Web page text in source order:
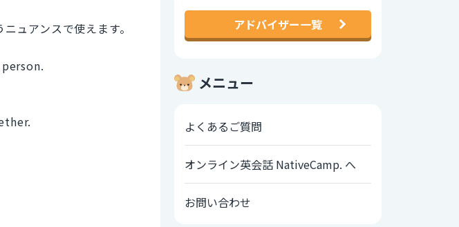
アンスで使えます。
アドバイザー一覧
メニュー
よくあるご質問
オンライン英会話 NativeCamp. へ
お問い合わせ